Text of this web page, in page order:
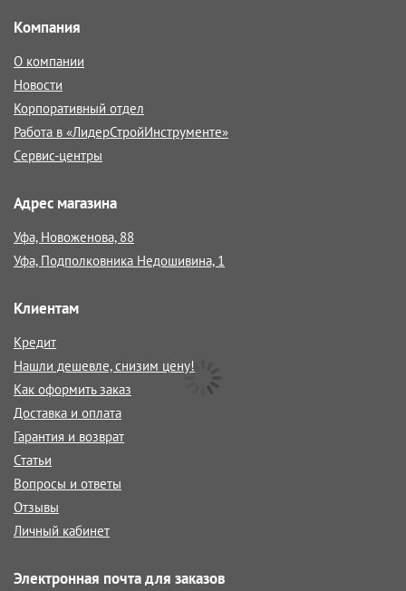
Компания
О компании
Новости
Корпоративный отдел
Работа в «ЛидерСтройИнструменте»
Сервис-центры
Адрес магазина
Уфа, Новоженова, 88
Уфа, Подполковника Недошивина, 1
Клиентам
Кредит
Нашли дешевле, снизим цену!
Как оформить заказ
Доставка и оплата
Гарантия и возврат
Статьи
Вопросы и ответы
Отзывы
Личный кабинет
Электронная почта для заказов